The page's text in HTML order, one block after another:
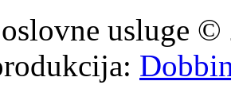
usluge